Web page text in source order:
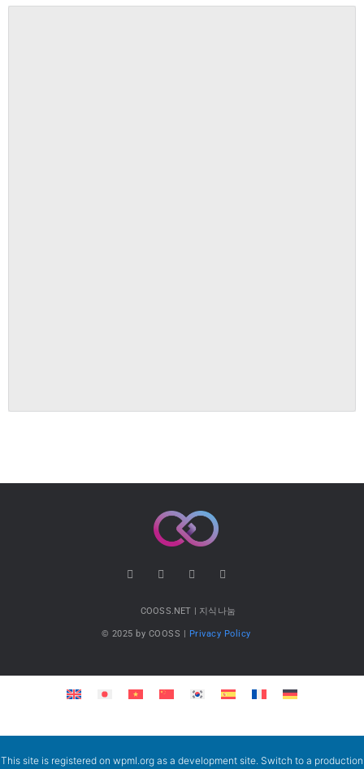
COOSS.NET | 지식나눔
© 2025 by COOSS | Privacy Policy
This site is registered on wpml.org as a development site. Switch to a production